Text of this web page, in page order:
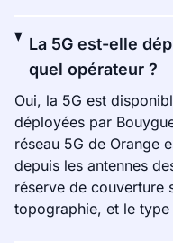
La 5G est-elle
quel opérateur ?
Oui, la 5G est
déployées par
réseau 5G de Orange
depuis les antennes
réserve de couverture
topographie, et le